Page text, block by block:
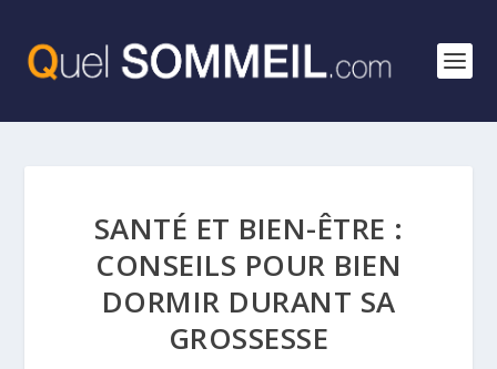
SANTÉ ET BIEN-ÊTRE :
CONSEILS POUR BIEN
DORMIR DURANT SA
GROSSESSE